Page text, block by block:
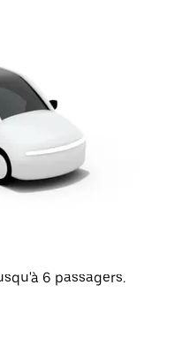
6 passagers.